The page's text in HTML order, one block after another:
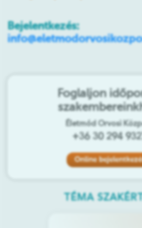
Bejelentkezés:
Foglaljon
Életmód Orvosi
+36 30 294
Online
TÉMA